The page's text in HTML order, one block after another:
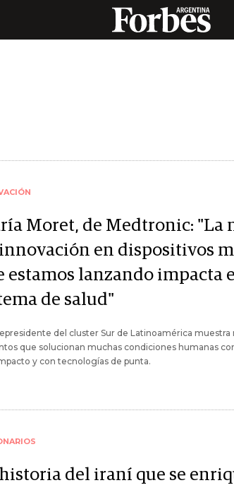
Moret, de Medtronic: "La
en dispositivos
estamos lanzando impacta
de salud"
del cluster Sur de Latinoamérica muestra
que solucionan muchas condiciones humanas
y con tecnologías de punta.
del iraní que se